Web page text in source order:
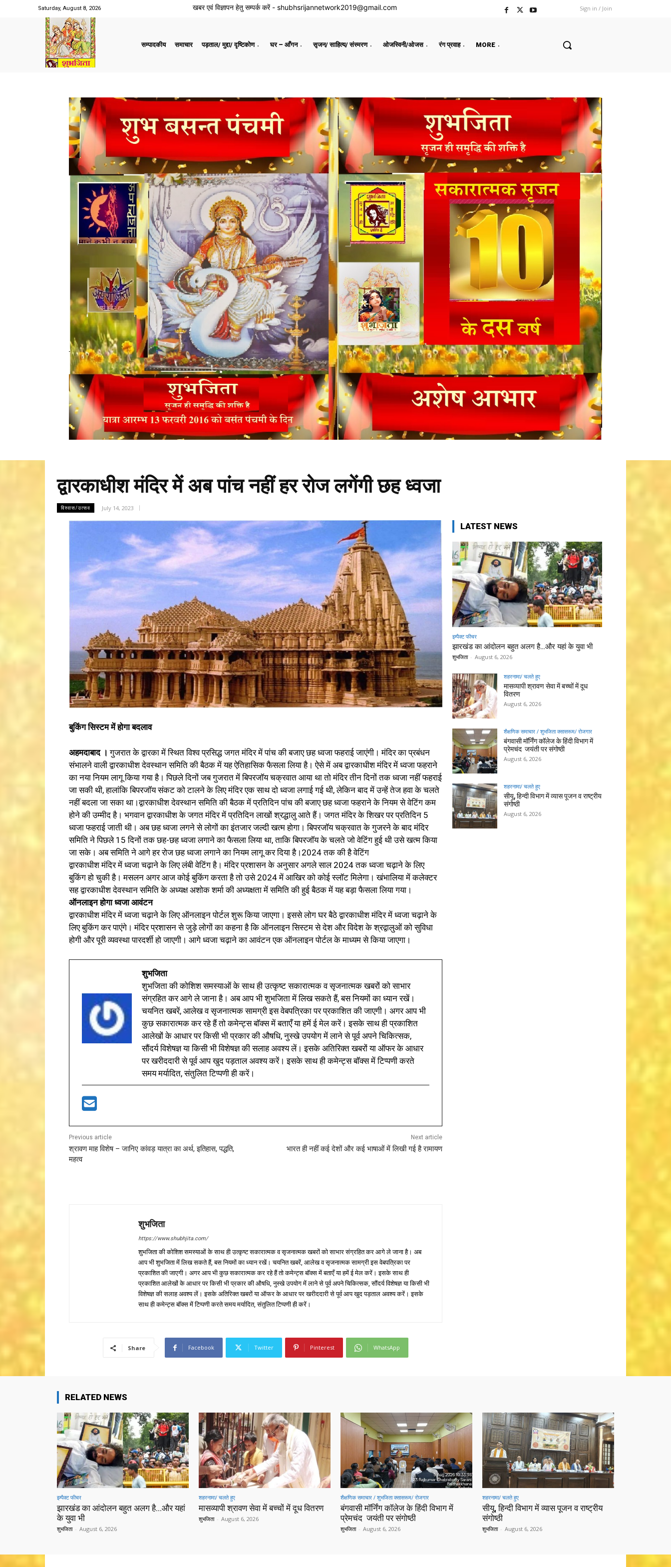
Saturday, August 8, 2026 खबर एवं विज्ञापन हेतु सम्पर्क करें - shubhsrijannetwork2019@gmail.com Sign in / Join
सम्पादकीय समाचार पड़ताल/ मुद्दा/ दृष्टिकोण घर – आँगन सृजन/ साहित्य/ संस्मरण ओजस्विनी/ओजस रंग प्रवाह MORE
द्वारकाधीश मंदिर में अब पांच नहीं हर रोज लगेंगी छह ध्वजा
विश्वास/उत्सव July 14, 2023
बुकिंग सिस्टम में होगा बदलाव
अहमदाबाद । गुजरात के द्वारका में स्थित विश्व प्रसिद्ध जगत मंदिर में पांच की बजाए छह ध्वजा फहराई जाएंगी। मंदिर का प्रबंधन
संभालने वाली द्वारकाधीश देवस्थान समिति की बैठक में यह ऐतिहासिक फैसला लिया है। ऐसे में अब द्वारकाधीश मंदिर में ध्वजा फहराने
का नया नियम लागू किया गया है। पिछले दिनों जब गुजरात में बिपरजॉय चक्रवात आया था तो मंदिर तीन दिनों तक ध्वजा नहीं फहराई
जा सकी थी, हालांकि बिपरजॉय संकट को टालने के लिए मंदिर एक साथ दो ध्वजा लगाई गई थी, लेकिन बाद में उन्हें तेज हवा के चलते
नहीं बदला जा सका था।द्वारकाधीश देवस्थान समिति की बैठक में प्रतिदिन पांच की बजाए छह ध्वजा फहराने के नियम से वेटिंग कम
होने की उम्मीद है। भगवान द्वारकाधीश के जगत मंदिर में प्रतिदिन लाखों श्रद्धालु आते हैं। जगत मंदिर के शिखर पर प्रतिदिन 5
ध्वजा फहराई जाती थी। अब छह ध्वजा लगने से लोगों का इंतजार जल्दी खत्म होगा। बिपरजॉय चक्रवात के गुजरने के बाद मंदिर
समिति ने पिछले 15 दिनों तक छह-छह ध्वजा लगाने का फैसला लिया था, ताकि बिपरजॉय के चलते जो वेटिंग हुई थी उसे खत्म किया
जा सके। अब समिति ने आगे हर रोज छह ध्वजा लगाने का नियम लागू कर दिया है।2024 तक की है वेटिंग
द्वारकाधीश मंदिर में ध्वजा चढ़ाने के लिए लंबी वेटिंग है। मंदिर प्रशासन के अनुसार अगले साल 2024 तक ध्वजा चढ़ाने के लिए
बुकिंग हो चुकी है। मसलन अगर आज कोई बुकिंग करता है तो उसे 2024 में आखिर को कोई स्लॉट मिलेगा। खंभालिया में कलेक्टर
सह द्वारकाधीश देवस्थान समिति के अध्यक्ष अशोक शर्मा की अध्यक्षता में समिति की हुई बैठक में यह बड़ा फैसला लिया गया।
ऑनलाइन होगा ध्वजा आवंटन
द्वारकाधीश मंदिर में ध्वजा चढ़ाने के लिए ऑनलाइन पोर्टल शुरू किया जाएगा। इससे लोग घर बैठे द्वारकाधीश मंदिर में ध्वजा चढ़ाने के
लिए बुकिंग कर पाएंगे। मंदिर प्रशासन से जुड़े लोगों का कहना है कि ऑनलाइन सिस्टम से देश और विदेश के श्रद्वालुओं को सुविधा
होगी और पूरी व्यवस्था पारदर्शी हो जाएगी। आगे ध्वजा चढ़ाने का आवंटन एक ऑनलाइन पोर्टल के माध्यम से किया जाएगा।
शुभजिता
शुभजिता की कोशिश समस्याओं के साथ ही उत्कृष्ट सकारात्मक व सृजनात्मक खबरों को साभार
संग्रहित कर आगे ले जाना है। अब आप भी शुभजिता में लिख सकते हैं, बस नियमों का ध्यान रखें।
चयनित खबरें, आलेख व सृजनात्मक सामग्री इस वेबपत्रिका पर प्रकाशित की जाएगी। अगर आप भी
कुछ सकारात्मक कर रहे हैं तो कमेन्ट्स बॉक्स में बताएँ या हमें ई मेल करें। इसके साथ ही प्रकाशित
आलेखों के आधार पर किसी भी प्रकार की औषधि, नुस्खे उपयोग में लाने से पूर्व अपने चिकित्सक,
सौंदर्य विशेषज्ञ या किसी भी विशेषज्ञ की सलाह अवश्य लें। इसके अतिरिक्त खबरों या ऑफर के आधार
पर खरीददारी से पूर्व आप खुद पड़ताल अवश्य करें। इसके साथ ही कमेन्ट्स बॉक्स में टिप्पणी करते
समय मर्यादित, संतुलित टिप्पणी ही करें।
Previous article
श्रावण माह विशेष – जानिए कांवड़ यात्रा का अर्थ, इतिहास, पद्धति,
महत्व
Next article
भारत ही नहीं कई देशों और कई भाषाओं में लिखी गई है रामायण
शुभजिता
https://www.shubhjita.com/
शुभजिता की कोशिश समस्याओं के साथ ही उत्कृष्ट सकारात्मक व सृजनात्मक खबरों को साभार संग्रहित कर आगे ले जाना है। अब
आप भी शुभजिता में लिख सकते हैं, बस नियमों का ध्यान रखें। चयनित खबरें, आलेख व सृजनात्मक सामग्री इस वेबपत्रिका पर
प्रकाशित की जाएगी। अगर आप भी कुछ सकारात्मक कर रहे हैं तो कमेन्ट्स बॉक्स में बताएँ या हमें ई मेल करें। इसके साथ ही
प्रकाशित आलेखों के आधार पर किसी भी प्रकार की औषधि, नुस्खे उपयोग में लाने से पूर्व अपने चिकित्सक, सौंदर्य विशेषज्ञ या किसी भी
विशेषज्ञ की सलाह अवश्य लें। इसके अतिरिक्त खबरों या ऑफर के आधार पर खरीददारी से पूर्व आप खुद पड़ताल अवश्य करें। इसके
साथ ही कमेन्ट्स बॉक्स में टिप्पणी करते समय मर्यादित, संतुलित टिप्पणी ही करें।
Share Facebook Twitter Pinterest WhatsApp
LATEST NEWS
इम्पैक्ट फीचर
झारखंड का आंदोलन बहुत अलग है…और यहां के युवा भी
शुभजिता - August 6, 2026
शहरनामा/ चलते हुए
मासव्यापी श्रावण सेवा में बच्चों में दूध
वितरण
August 6, 2026
शैक्षणिक समाचार / शुभजिता क्सासरूम/ रोजगार
बंगवासी मॉर्निंग कॉलेज के हिंदी विभाग में
प्रेमचंद जयंती पर संगोष्ठी
August 6, 2026
शहरनामा/ चलते हुए
सीयू, हिन्दी विभाग में व्यास पूजन व राष्ट्रीय
संगोष्ठी
August 6, 2026
RELATED NEWS
इम्पैक्ट फीचर
झारखंड का आंदोलन बहुत अलग है…और यहां
के युवा भी
शुभजिता - August 6, 2026
शहरनामा/ चलते हुए
मासव्यापी श्रावण सेवा में बच्चों में दूध वितरण
शुभजिता - August 6, 2026
शैक्षणिक समाचार / शुभजिता क्सासरूम/ रोजगार
बंगवासी मॉर्निंग कॉलेज के हिंदी विभाग में
प्रेमचंद जयंती पर संगोष्ठी
शुभजिता - August 6, 2026
शहरनामा/ चलते हुए
सीयू, हिन्दी विभाग में व्यास पूजन व राष्ट्रीय
संगोष्ठी
शुभजिता - August 6, 2026